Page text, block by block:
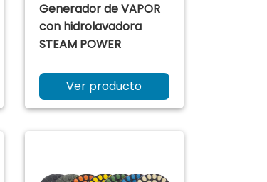
Generador de VAPOR
con hidrolavadora
STEAM POWER
Ver producto